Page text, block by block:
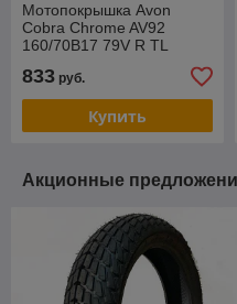
Мотопокрышка Avon
Cobra Chrome AV92
160/70B17 79V R TL
833 руб.
Купить
Акционные